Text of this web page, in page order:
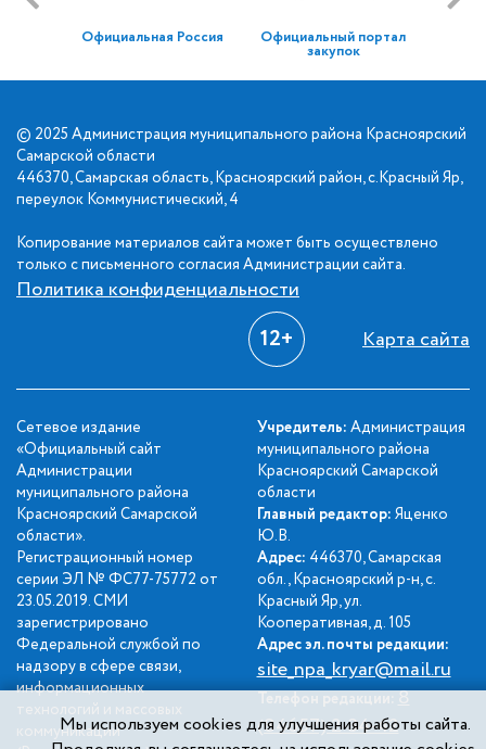
Официальная Россия Официальный портал
закупок
© 2025 Администрация муниципального района Красноярский
Самарской области
446370, Самарская область, Красноярский район, с.Красный Яр,
переулок Коммунистический, 4
Копирование материалов сайта может быть осуществлено
только с письменного согласия Администрации сайта.
Политика конфиденциальности
12+ Карта сайта
Сетевое издание
«Официальный сайт
Администрации
муниципального района
Красноярский Самарской
области».
Регистрационный номер
серии ЭЛ № ФС77-75772 от
23.05.2019. СМИ
зарегистрировано
Федеральной службой по
надзору в сфере связи,
информационных
технологий и массовых
коммуникаций
Учредитель: Администрация
муниципального района
Красноярский Самарской
области
Главный редактор: Яценко
Ю.В.
Адрес: 446370, Самарская
обл., Красноярский р-н, с.
Красный Яр, ул.
Кооперативная, д. 105
Адрес эл. почты редакции:
site_npa_kryar@mail.ru
Телефон редакции: 8
(84657) 2-34-42
Мы используем cookies для улучшения работы сайта.